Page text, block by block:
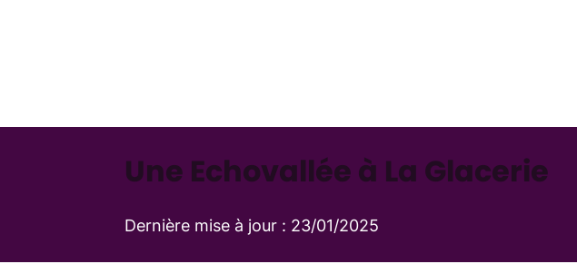
Une Echovallée à La Glacerie
Dernière mise à jour : 23/01/2025